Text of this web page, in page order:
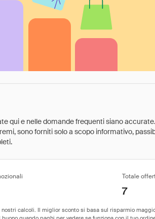
qui e nelle domande frequenti siano
sono forniti solo a scopo informativo,
Totale
7